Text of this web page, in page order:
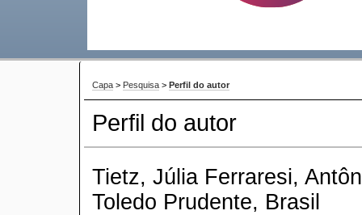
Capa > Pesquisa > Perfil do autor
Perfil do autor
Tietz, Júlia Ferraresi,
Toledo Prudente, Brasil